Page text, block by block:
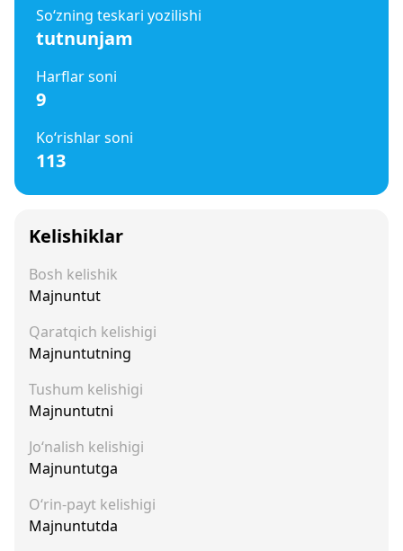
So‘zning teskari yozilishi
tutnunjam
Harflar soni
9
Ko‘rishlar soni
113
Kelishiklar
Bosh kelishik
Majnuntut
Qaratqich kelishigi
Majnuntutning
Tushum kelishigi
Majnuntutni
Jo‘nalish kelishigi
Majnuntutga
O‘rin-payt kelishigi
Majnuntutda